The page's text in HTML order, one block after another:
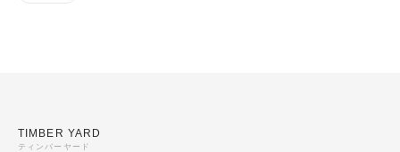
TIMBER YARD
ティンバーヤード